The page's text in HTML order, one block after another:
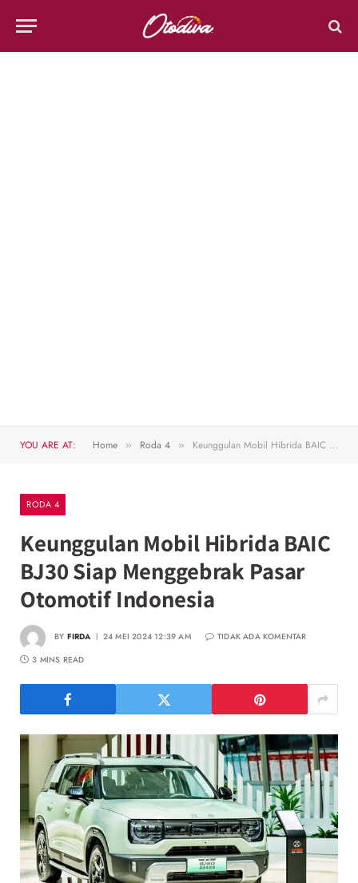
YOU ARE AT: Home » Roda 4 » Keunggulan Mobil Hibrida BAIC BJ30 Siap Menggebrak Pasar Otomotif Indonesia
RODA 4
Keunggulan Mobil Hibrida BAIC
BJ30 Siap Menggebrak Pasar
Otomotif Indonesia
BY FIRDA 24 MEI 2024 12:39 AM
TIDAK ADA KOMENTAR
3 MINS READ